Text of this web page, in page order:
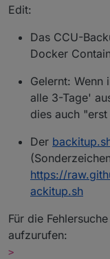
Edit:
Das CCU-
Docker
Gelernt: Wenn
alle 3-Tage'
dies auch
Der
https://
ackitup.sh
Für die
aufzurufen:
>